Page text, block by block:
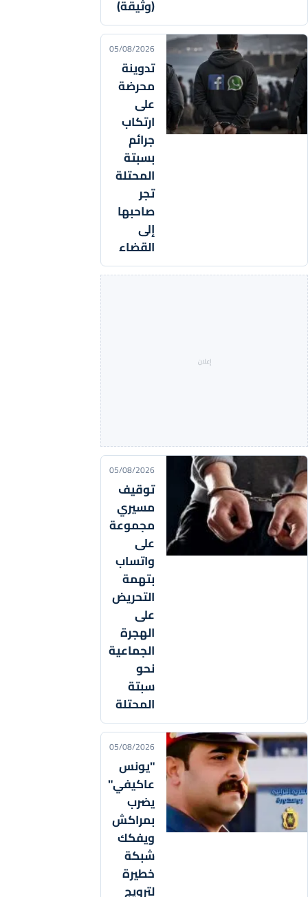
(وثيقة)
05/08/2026
تدوينة
محرضة
على
ارتكاب
جرائم
بسبتة
المحتلة
تجر
صاحبها
إلى
القضاء
05/08/2026
توقيف
مسيري
مجموعة
على
واتساب
بتهمة
التحريض
على
الهجرة
الجماعية
نحو
سبتة
المحتلة
05/08/2026
"يونس
عاكيفي"
يضرب
بمراكش
ويفكك
شبكة
خطيرة
لترويج